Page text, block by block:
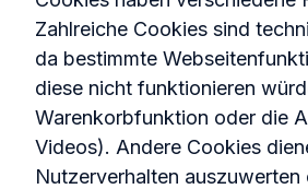
Zahlreiche Cookies sind
da bestimmte
diese nicht funktionieren
Warenkorbfunktion oder die
Videos). Andere Cookies
Nutzerverhalten auszuwerten